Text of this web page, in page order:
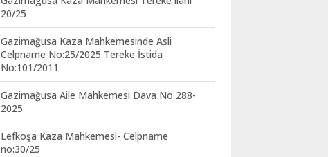
20/25
Gazimağusa Kaza Mahkemesinde Asli
Celpname No:25/2025 Tereke İstida
No:101/2011
Gazimağusa Aile Mahkemesi Dava No 288-
2025
Lefkoşa Kaza Mahkemesi- Celpname
no:30/25